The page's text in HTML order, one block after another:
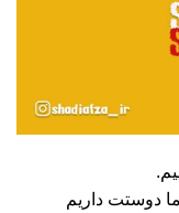
دوستت داریم